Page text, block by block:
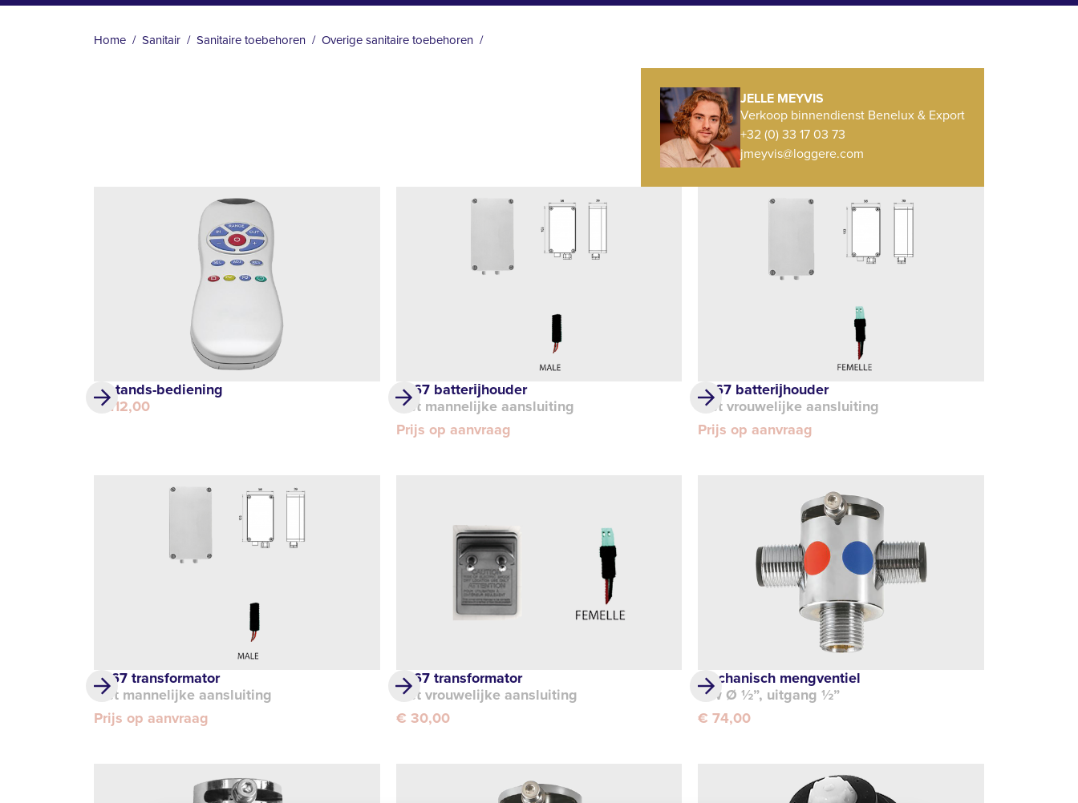
KRUIMELPAD
Home Sanitair Sanitaire toebehoren Overige sanitaire toebehoren
JELLE MEYVIS
Verkoop binnendienst Benelux & Export
+32 (0) 33 17 03 73
jmeyvis@loggere.com
Afstands-bediening
€ 112,00
IP 67 batterĳhouder
met mannelijke aansluiting
Prijs op aanvraag
IP 67 batterĳhouder
met vrouwelijke aansluiting
Prijs op aanvraag
IP 67 transformator
met mannelijke aansluiting
Prijs op aanvraag
IP 67 transformator
met vrouwelijke aansluiting
€ 30,00
Mechanisch mengventiel
k/w Ø ½”, uitgang ½”
€ 74,00